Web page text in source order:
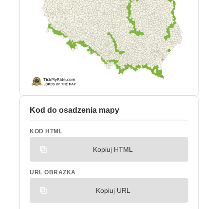
Kod do osadzenia mapy
KOD HTML
Kopiuj HTML
URL OBRAZKA
Kopiuj URL